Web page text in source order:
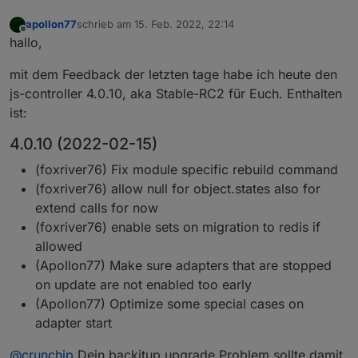
2022-02-14 16:21:30.098 - info: ble.0
Offline
apollon77schrieb am 15. Feb. 2022, 22:14
zuletzt editiert von
hallo,
mit dem Feedback der letzten tage habe ich heute den
js-controller 4.0.10, aka Stable-RC2 für Euch. Enthalten
ist:
4.0.10 (2022-02-15)
(foxriver76) Fix module specific rebuild command
(foxriver76) allow null for object.states also for
extend calls for now
(foxriver76) enable sets on migration to redis if
allowed
(Apollon77) Make sure adapters that are stopped
on update are not enabled too early
(Apollon77) Optimize some special cases on
adapter start
@crunchip Dein backitup upgrade Problem sollte damit